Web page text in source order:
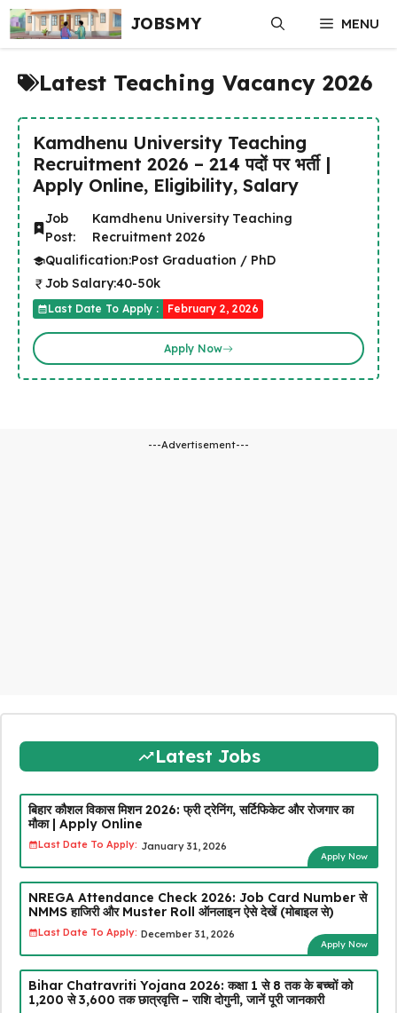
Skip
to
content
JOBSMY MENU
Latest Teaching Vacancy 2026
Kamdhenu University Teaching
Recruitment 2026 – 214 पदों पर भर्ती |
Apply Online, Eligibility, Salary
Job
Post:
Kamdhenu University Teaching
Recruitment 2026
Qualification:Post Graduation / PhD
Job Salary:40-50k
Last Date To Apply : February 2, 2026
Apply Now
---Advertisement---
Latest Jobs
बिहार कौशल विकास मिशन 2026: फ्री ट्रेनिंग, सर्टिफिकेट और रोजगार का
मौका | Apply Online
Last Date To Apply: January 31, 2026
Apply Now
NREGA Attendance Check 2026: Job Card Number से
NMMS हाजिरी और Muster Roll ऑनलाइन ऐसे देखें (मोबाइल से)
Last Date To Apply: December 31, 2026
Apply Now
Bihar Chatravriti Yojana 2026: कक्षा 1 से 8 तक के बच्चों को
₹1,200 से ₹3,600 तक छात्रवृत्ति – राशि दोगुनी, जानें पूरी जानकारी